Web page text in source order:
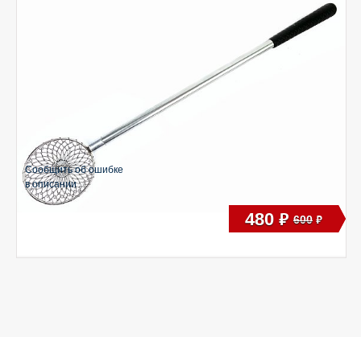
Сообщить об ошибке
в описании
480 руб 600 руб